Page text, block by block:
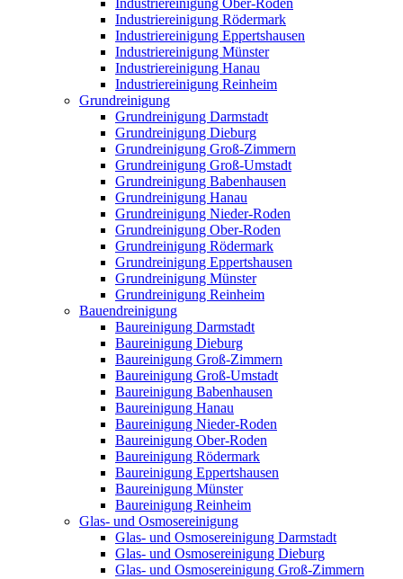
Industriereinigung Ober-Roden
Industriereinigung Rödermark
Industriereinigung Eppertshausen
Industriereinigung Münster
Industriereinigung Hanau
Industriereinigung Reinheim
Grundreinigung
Grundreinigung Darmstadt
Grundreinigung Dieburg
Grundreinigung Groß-Zimmern
Grundreinigung Groß-Umstadt
Grundreinigung Babenhausen
Grundreinigung Hanau
Grundreinigung Nieder-Roden
Grundreinigung Ober-Roden
Grundreinigung Rödermark
Grundreinigung Eppertshausen
Grundreinigung Münster
Grundreinigung Reinheim
Bauendreinigung
Baureinigung Darmstadt
Baureinigung Dieburg
Baureinigung Groß-Zimmern
Baureinigung Groß-Umstadt
Baureinigung Babenhausen
Baureinigung Hanau
Baureinigung Nieder-Roden
Baureinigung Ober-Roden
Baureinigung Rödermark
Baureinigung Eppertshausen
Baureinigung Münster
Baureinigung Reinheim
Glas- und Osmosereinigung
Glas- und Osmosereinigung Darmstadt
Glas- und Osmosereinigung Dieburg
Glas- und Osmosereinigung Groß-Zimmern